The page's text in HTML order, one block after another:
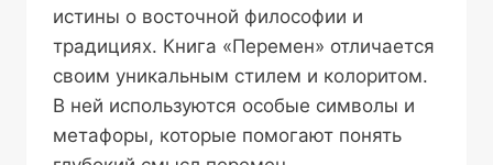
истины о восточной философии и
традициях. Книга «Перемен» отличается
своим уникальным стилем и колоритом.
В ней используются особые символы и
метафоры, которые помогают понять